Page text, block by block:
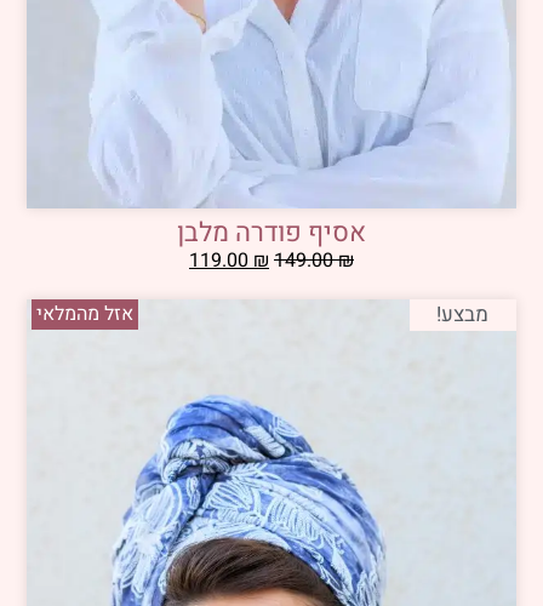
אסיף פודרה מלבן
149.00₪
119.00₪
אזל מהמלאי
מבצע!